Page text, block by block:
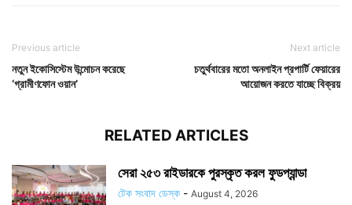
Previous article
নতুন ইকোসিস্টেম উন্মোচন করেছে
‘গ্রামীণফোন ওয়ান’
Next article
চতুর্থবারের মতো অনলাইন প্রপার্টি ফেয়ারের
আয়োজন করতে যাচ্ছে বিক্রয়
RELATED ARTICLES
সেরা ২৫৩ রাইডারকে পুরস্কৃত করল ফুডপ্যান্ডা
টেক সংবাদ ডেস্ক - August 4, 2026